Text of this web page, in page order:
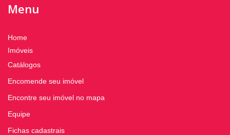
Menu
Home
Imóveis
Catálogos
Encomende seu imóvel
Encontre seu imóvel no mapa
Equipe
Fichas cadastrais